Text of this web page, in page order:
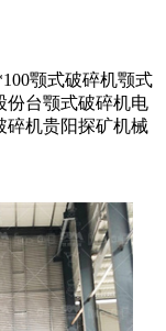
颚式破碎机颚式
份台颚式破碎机电
碎机贵阳探矿机械